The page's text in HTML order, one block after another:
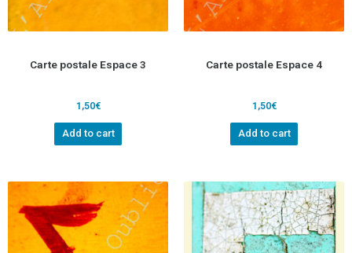
Carte postale Espace 3
1,50€
Add to cart
Carte postale Espace 4
1,50€
Add to cart